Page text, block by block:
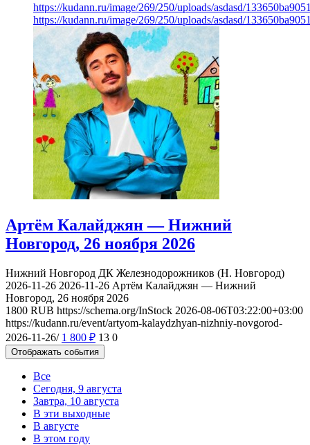
https://kudann.ru/image/269/250/uploads/asdasd/
https://kudann.ru/image/269/250/uploads/asdasd/
Артём Калайджян — Нижний
Новгород, 26 ноября 2026
Нижний Новгород ДК Железнодорожников (Н. Новгород)
2026-11-26 2026-11-26 Артём Калайджян — Нижний
Новгород, 26 ноября 2026
1800 RUB https://schema.org/InStock 2026-08-06T03:22:00+03:00
https://kudann.ru/event/artyom-kalaydzhyan-nizhniy-novgorod-
2026-11-26/ 1 800 ₽ 13 0
Отображать события
Все
Сегодня, 9 августа
Завтра, 10 августа
В эти выходные
В августе
В этом году